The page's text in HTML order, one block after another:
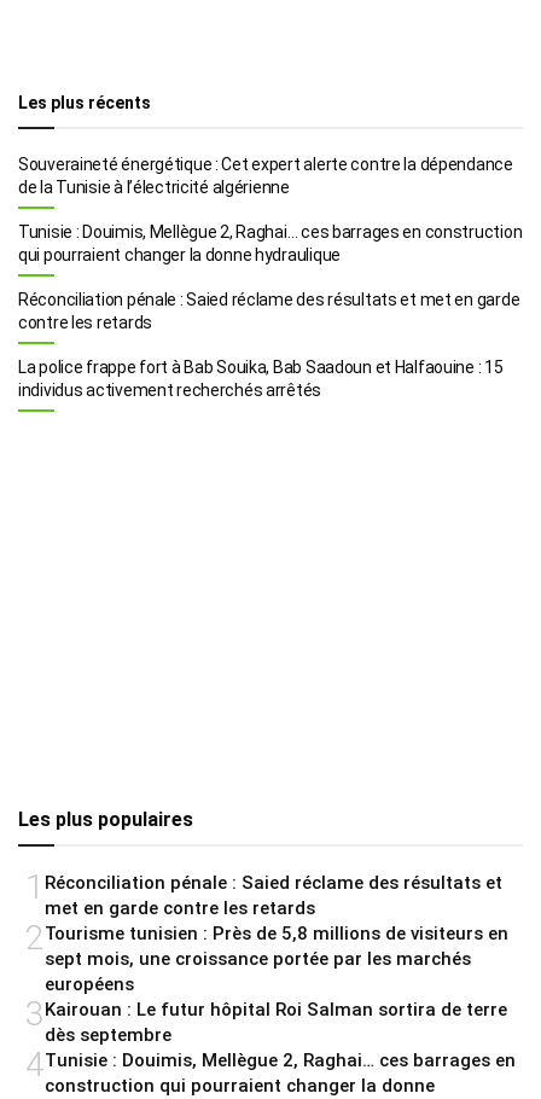
Les plus récents
Souveraineté énergétique : Cet expert alerte contre la dépendance
de la Tunisie à l’électricité algérienne
Tunisie : Douimis, Mellègue 2, Raghai… ces barrages en construction
qui pourraient changer la donne hydraulique
Réconciliation pénale : Saied réclame des résultats et met en garde
contre les retards
La police frappe fort à Bab Souika, Bab Saadoun et Halfaouine : 15
individus activement recherchés arrêtés
Les plus populaires
1 Réconciliation pénale : Saied réclame des résultats et
met en garde contre les retards
2Tourisme tunisien : Près de 5,8 millions de visiteurs en
sept mois, une croissance portée par les marchés
européens
3 Kairouan : Le futur hôpital Roi Salman sortira de terre
dès septembre
4Tunisie : Douimis, Mellègue 2, Raghai… ces barrages en
construction qui pourraient changer la donne